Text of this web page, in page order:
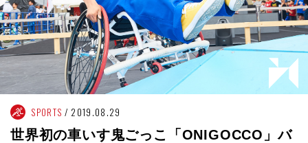
SPORTS 2019.08.29
世界初の車いす鬼ごっこ「ONIGOCCO」バ